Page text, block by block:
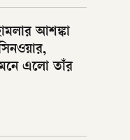
আশঙ্কা
এলো তাঁর